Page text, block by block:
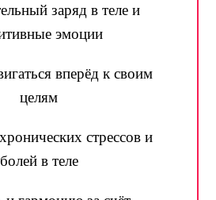
заряд в теле и
эмоции
вперёд к своим
целям
стрессов и
болей в теле